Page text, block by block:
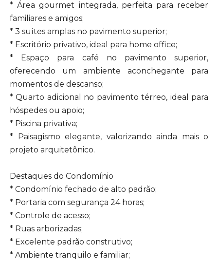
* Área gourmet integrada, perfeita para receber
familiares e amigos;
* 3 suítes amplas no pavimento superior;
* Escritório privativo, ideal para home office;
* Espaço para café no pavimento superior,
oferecendo um ambiente aconchegante para
momentos de descanso;
* Quarto adicional no pavimento térreo, ideal para
hóspedes ou apoio;
* Piscina privativa;
* Paisagismo elegante, valorizando ainda mais o
projeto arquitetônico.
Destaques do Condomínio
* Condomínio fechado de alto padrão;
* Portaria com segurança 24 horas;
* Controle de acesso;
* Ruas arborizadas;
* Excelente padrão construtivo;
* Ambiente tranquilo e familiar;